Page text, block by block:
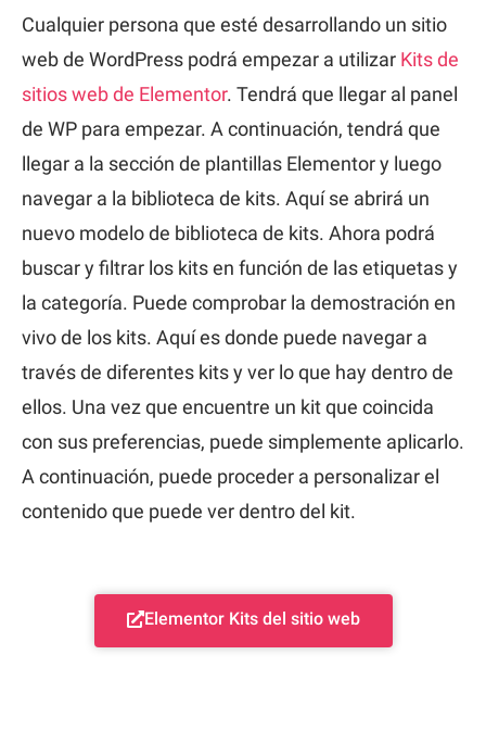
Cualquier persona que esté desarrollando un sitio
web de WordPress podrá empezar a utilizar Kits de
sitios web de Elementor. Tendrá que llegar al panel
de WP para empezar. A continuación, tendrá que
llegar a la sección de plantillas Elementor y luego
navegar a la biblioteca de kits. Aquí se abrirá un
nuevo modelo de biblioteca de kits. Ahora podrá
buscar y filtrar los kits en función de las etiquetas y
la categoría. Puede comprobar la demostración en
vivo de los kits. Aquí es donde puede navegar a
través de diferentes kits y ver lo que hay dentro de
ellos. Una vez que encuentre un kit que coincida
con sus preferencias, puede simplemente aplicarlo.
A continuación, puede proceder a personalizar el
contenido que puede ver dentro del kit.
Elementor Kits del sitio web